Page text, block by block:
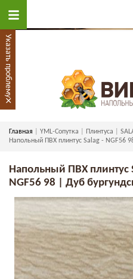
Главная YML-Сопутка Плинтуса
Напольный ПВХ плинтус Salag - NGF56
Напольный ПВХ плинтус
NGF56 98 | Дуб
Указать проблему
×